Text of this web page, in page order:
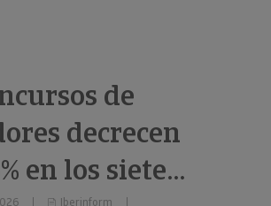
de
decrecen
en los siete
Iberinform